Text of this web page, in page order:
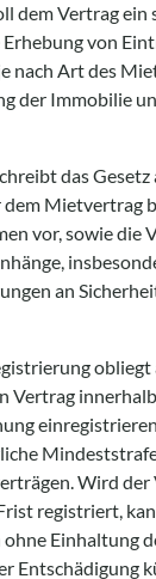
dem Vertrag ein
von
nach Art des
der Immobilie
das Gesetz
dem Mietvertrag
vor, sowie die
an
Vertrag
Wird der
registriert,
Einhaltung
Entschädigung